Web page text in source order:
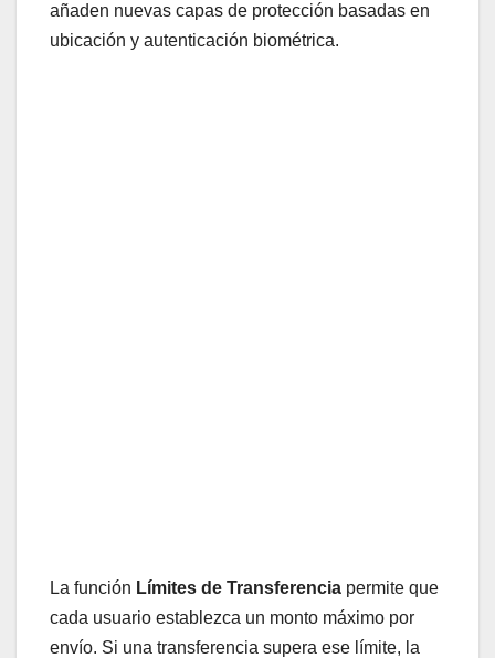
añaden nuevas capas de protección basadas en
ubicación y autenticación biométrica.
La función Límites de Transferencia permite que
cada usuario establezca un monto máximo por
envío. Si una transferencia supera ese límite, la